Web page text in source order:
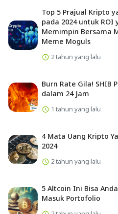
Top 5 Prajual Kripto
pada 2024 untuk ROI
Memimpin Bersama
Meme Moguls
2 tahun yang lalu
Burn Rate Gila! SHIB
dalam 24 Jam
1 tahun yang lalu
4 Mata Uang Kripto
2024
2 tahun yang lalu
5 Altcoin Ini Bisa
Masuk Portofolio